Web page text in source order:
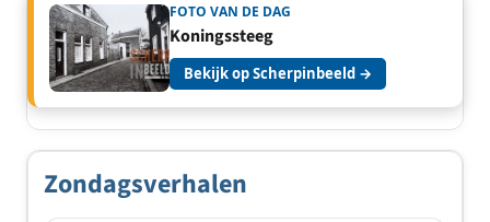
FOTO VAN DE DAG
Koningssteeg
Bekijk op Scherpinbeeld →
Zondagsverhalen